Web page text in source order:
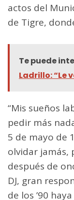
actos del
de Tigre,
Te puede
Ladrillo: “Le
“Mis sueños
pedir más
5 de mayo de
olvidar jamás,
después de
DJ, gran
de los ’90